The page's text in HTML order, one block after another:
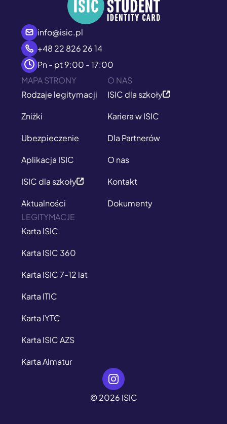
info@isic.pl
+48 22 826 26 14
Pn - pt 9:00 - 17:00
MAPA STRONY
Rodzaje legitymacji
Zniżki
Ubezpieczenie
Aplikacja ISIC
ISIC dla szkoły
Aktualności
O NAS
ISIC dla szkoły
Kariera w ISIC
Dla Partnerów
O nas
Kontakt
Dokumenty
LEGITYMACJE
Karta ISIC
Karta ISIC 360
Karta ISIC 7-12 lat
Karta ITIC
Karta IYTC
Karta ISIC AZS
Karta Almatur
© 2026 ISIC